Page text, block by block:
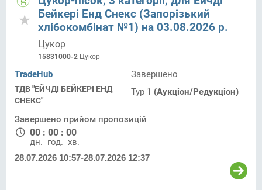
Бейкері Енд Снекс (Запорізький
хлібокомбінат №1) на 03.08.2026 р.
Цукор
15831000-2 Цукор
TradeHub
ТДВ "ЕЙЧДІ БЕЙКЕРІ ЕНД
СНЕКС"
Завершено
Тур 1 (Аукціон/Редукціон)
Завершено прийом пропозицій
00 : 00 : 00
дн. год. хв.
28.07.2026 10:57-28.07.2026 12:37